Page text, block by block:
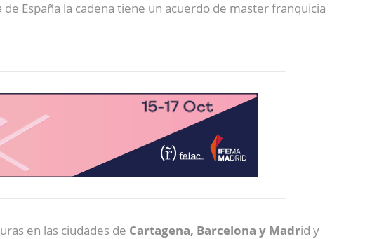
España la cadena tiene un acuerdo de master franquicia
en las ciudades de Cartagena, Barcelona y Madrid y